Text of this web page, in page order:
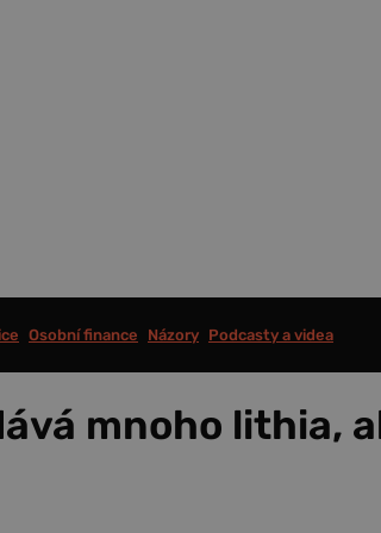
Osobní finance Názory Podcasty a videa
mnoho lithia,